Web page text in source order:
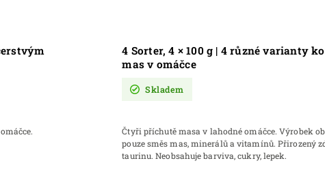
4 Sorter, 4 × 100 g | 4 různé varianty
mas v omáčce
Skladem
Čtyři příchutě masa v lahodné omáčce. Výrobek
pouze směs mas, minerálů a vitamínů. Přirozený
taurinu. Neobsahuje barviva, cukry, lepek.